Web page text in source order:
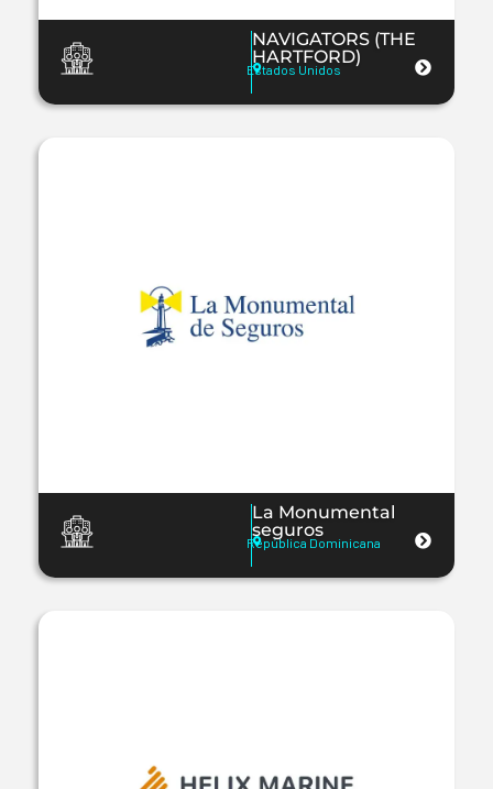
NAVIGATORS (THE
HARTFORD)
Estados Unidos
La Monumental
seguros
República Dominicana